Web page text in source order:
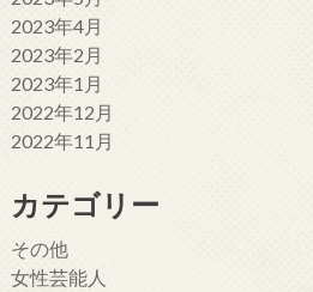
2023年4月
2023年2月
2023年1月
2022年12月
2022年11月
カテゴリー
その他
女性芸能人